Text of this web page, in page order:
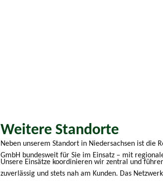
Weitere Standorte
Neben unserem Standort in Niedersachsen ist die
GmbH bundesweit für Sie im Einsatz – mit
Unsere Einsätze koordinieren wir zentral und
zuverlässig und stets nah am Kunden. Das